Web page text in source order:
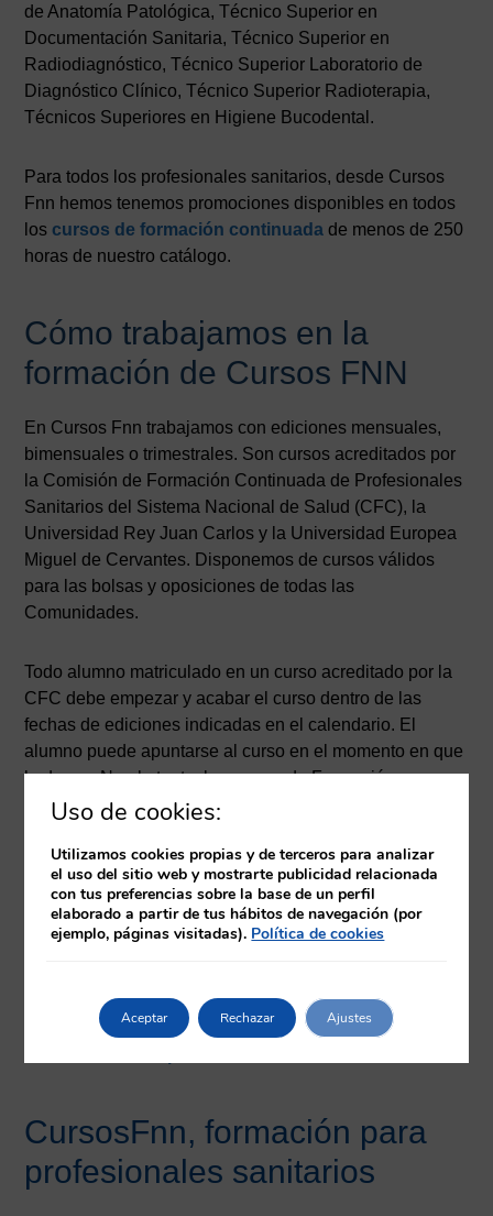
de Anatomía Patológica, Técnico Superior en
Documentación Sanitaria, Técnico Superior en
Radiodiagnóstico, Técnico Superior Laboratorio de
Diagnóstico Clínico, Técnico Superior Radioterapia,
Técnicos Superiores en Higiene Bucodental.
Para todos los profesionales sanitarios, desde Cursos
Fnn hemos tenemos promociones disponibles en todos
loscursos de formación continuada de menos de 250
horas de nuestro catálogo.
Cómo trabajamos en la
formación de Cursos FNN
En Cursos Fnn trabajamos con ediciones mensuales,
bimensuales o trimestrales. Son cursos acreditados por
la Comisión de Formación Continuada de Profesionales
Sanitarios del Sistema Nacional de Salud (CFC), la
Universidad Rey Juan Carlos y la Universidad Europea
Miguel de Cervantes. Disponemos de cursos válidos
para las bolsas y oposiciones de todas las
Comunidades.
Todo alumno matriculado en un curso acreditado por la
CFC debe empezar y acabar el curso dentro de las
fechas de ediciones indicadas en el calendario. El
alumno puede apuntarse al curso en el momento en que
lo desee. No obstante, los cursos de Formación
Continuada son Post Grado, lo que quiere decir que no
Opes, si han comenzado antes de tener la titulación
académica en su edición correspondiente.
Información sobre bolsas de empleo de enfermería
Información sobre bolsa de empleo de Auxiliar de
CursosFnn, formación para
profesionales sanitarios
Uso de cookies:
Utilizamos cookies propias y de terceros para analizar
el uso del sitio web y mostrarte publicidad relacionada
con tus preferencias sobre la base de un perfil
elaborado a partir de tus hábitos de navegación (por
ejemplo, páginas visitadas). Política de cookies
Aceptar Rechazar Ajustes